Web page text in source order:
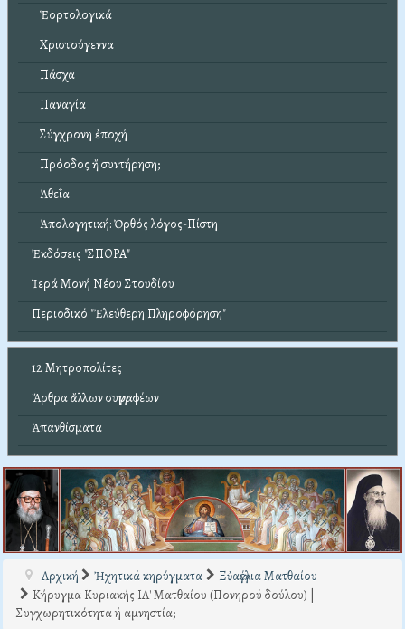
Ἑορτολογικά
Χριστούγεννα
Πάσχα
Παναγία
Σύγχρονη ἐποχή
Πρόοδος ἤ συντήρηση;
Ἀθεΐα
Ἀπολογητική: Ὀρθός λόγος-Πίστη
Ἐκδόσεις "ΣΠΟΡΑ"
Ἱερά Μονή Νέου Στουδίου
Περιοδικό "Ἐλεύθερη Πληροφόρηση"
12 Μητροπολίτες
Ἄρθρα ἄλλων συγγραφέων
Ἀπανθίσματα
Αρχική Ἠχητικά κηρύγματα
Εὐαγγέλια Ματθαίου
Κήρυγμα Κυριακής ΙΑ' Ματθαίου (Πονηρού δούλου) |
Συγχωρητικότητα ή αμνηστία;